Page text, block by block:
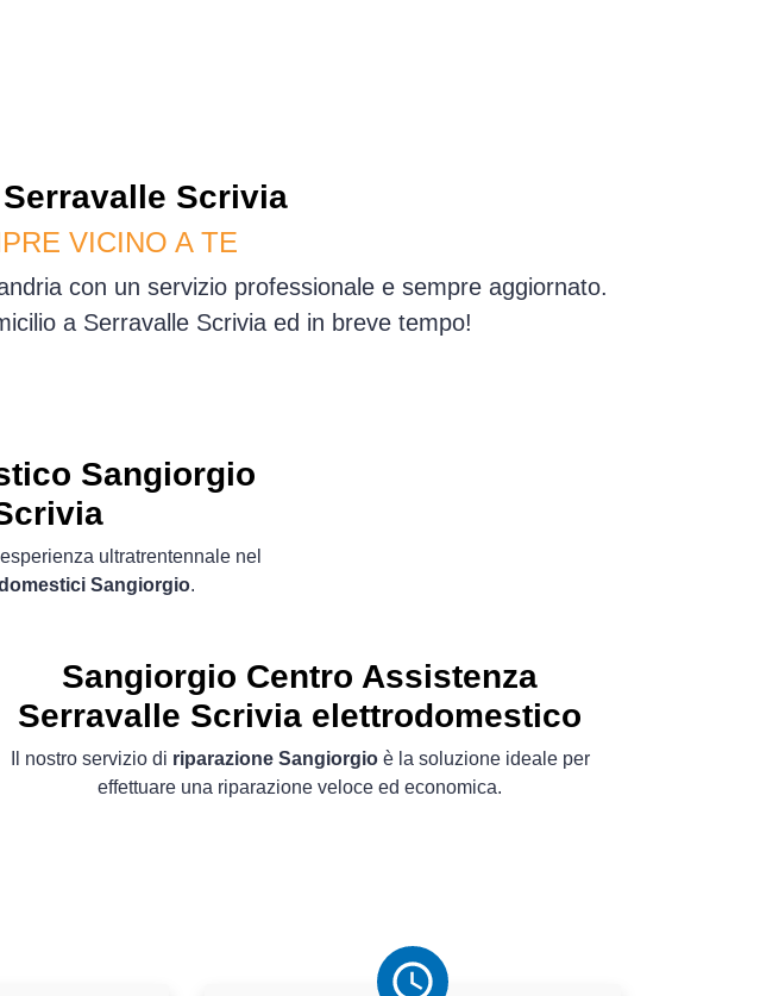
Serravalle Scrivia
VICINO A TE
con un servizio professionale e sempre aggiornato.
a Serravalle Scrivia ed in breve tempo!
Sangiorgio
ultratrentennale nel
Sangiorgio.
Sangiorgio Centro Assistenza
Serravalle Scrivia elettrodomestico
Il nostro servizio di riparazione Sangiorgio è la soluzione ideale per
effettuare una riparazione veloce ed economica.